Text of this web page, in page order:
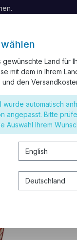
gewünschte Land für
mit dem in Ihrem
den
wurde automatisch
angepasst. Bitte
Auswahl Ihrem